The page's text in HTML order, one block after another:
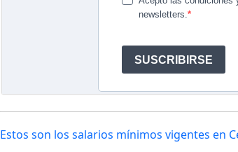
Estos son los salarios mínimos vigentes en